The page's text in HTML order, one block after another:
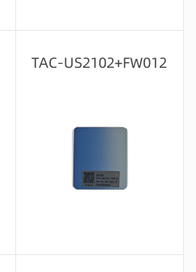
TAC-US2102+FW012